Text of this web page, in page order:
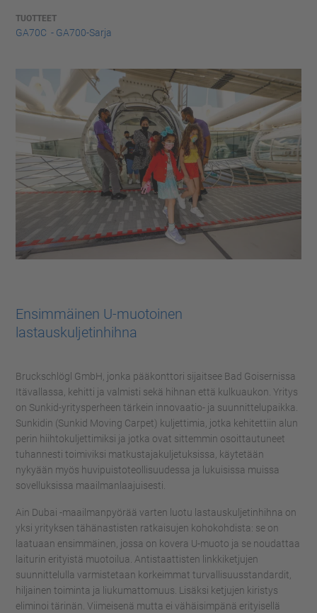
TUOTTEET
GA70C - GA700-Sarja
Ensimmäinen U-muotoinen
lastauskuljetinhihna
Bruckschlögl GmbH, jonka pääkonttori sijaitsee Bad Goisernissa
Itävallassa, kehitti ja valmisti sekä hihnan että kulkuaukon. Yritys
on Sunkid-yritysperheen tärkein innovaatio- ja suunnittelupaikka.
Sunkidin (Sunkid Moving Carpet) kuljettimia, jotka kehitettiin alun
perin hiihtokuljettimiksi ja jotka ovat sittemmin osoittautuneet
tuhannesti toimiviksi matkustajakuljetuksissa, käytetään
nykyään myös huvipuistoteollisuudessa ja lukuisissa muissa
sovelluksissa maailmanlaajuisesti.
Ain Dubai -maailmanpyörää varten luotu lastauskuljetinhihna on
yksi yrityksen tähänastisten ratkaisujen kohokohdista: se on
laatuaan ensimmäinen, jossa on kovera U-muoto ja se noudattaa
laiturin erityistä muotoilua. Antistaattisten linkkiketjujen
suunnittelulla varmistetaan korkeimmat turvallisuusstandardit,
hiljainen toiminta ja liukumattomuus. Lisäksi ketjujen kiristys
eliminoi tärinän. Viimeisenä mutta ei vähäisimpänä erityisellä